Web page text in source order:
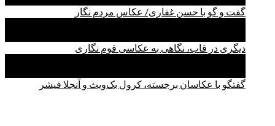
گفت و گو با حسن غفاری/ عکاس مردم نگار
دیگری در قاب، نگاهی به عکاسی قوم نگاری
گفتگو با عکاسان برجسته، کرول بک‌ویث و آنجلا فیشر